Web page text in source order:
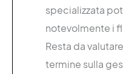
specializzata
notevolmente i
Resta da
termine sulla